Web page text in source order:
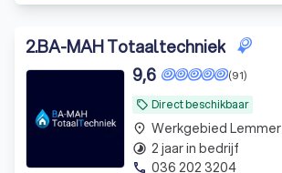
2.BA-MAH Totaaltechniek
local_offer Direct beschikbaar
(91)
9,6
place Werkgebied Lemmer
timelapse 2 jaar in bedrijf
phone 036 202 3204